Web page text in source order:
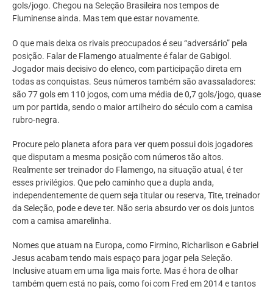
gols/jogo. Chegou na Seleção Brasileira nos tempos de
Fluminense ainda. Mas tem que estar novamente.
O que mais deixa os rivais preocupados é seu “adversário” pela
posição. Falar de Flamengo atualmente é falar de Gabigol.
Jogador mais decisivo do elenco, com participação direta em
todas as conquistas. Seus números também são avassaladores:
são 77 gols em 110 jogos, com uma média de 0,7 gols/jogo, quase
um por partida, sendo o maior artilheiro do século com a camisa
rubro-negra.
Procure pelo planeta afora para ver quem possui dois jogadores
que disputam a mesma posição com números tão altos.
Realmente ser treinador do Flamengo, na situação atual, é ter
esses privilégios. Que pelo caminho que a dupla anda,
independentemente de quem seja titular ou reserva, Tite, treinador
da Seleção, pode e deve ter. Não seria absurdo ver os dois juntos
com a camisa amarelinha.
Nomes que atuam na Europa, como Firmino, Richarlison e Gabriel
Jesus acabam tendo mais espaço para jogar pela Seleção.
Inclusive atuam em uma liga mais forte. Mas é hora de olhar
também quem está no país, como foi com Fred em 2014 e tantos